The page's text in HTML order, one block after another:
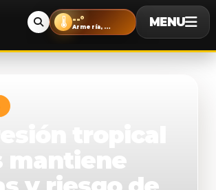
🌡️ --°
Armería, Colima MENU
mantiene